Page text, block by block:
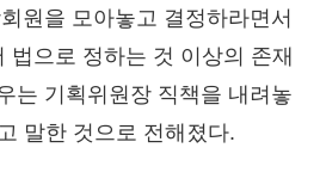
원을 모아놓고 결정하라면서
법으로 정하는 것 이상의 존재
는 기획위원장 직책을 내려놓
말한 것으로 전해졌다.